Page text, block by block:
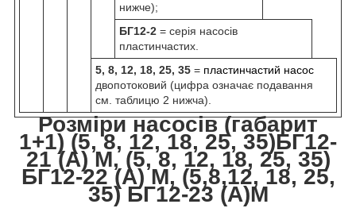
нижче);
БГ12-2 = серія насосів
пластинчастих.
5, 8, 12, 18, 25, 35 = пластинчастий насос
двопотоковий (цифра означає подавання
см. таблицю 2 нижча).
Розміри насосів (габарит
1+1) (5, 8, 12, 18, 25, 35)БГ12-
21 (А) М, (5, 8, 12, 18, 25, 35)
БГ12-22 (А) М, (5,8,12, 18, 25,
35) БГ12-23 (А)М